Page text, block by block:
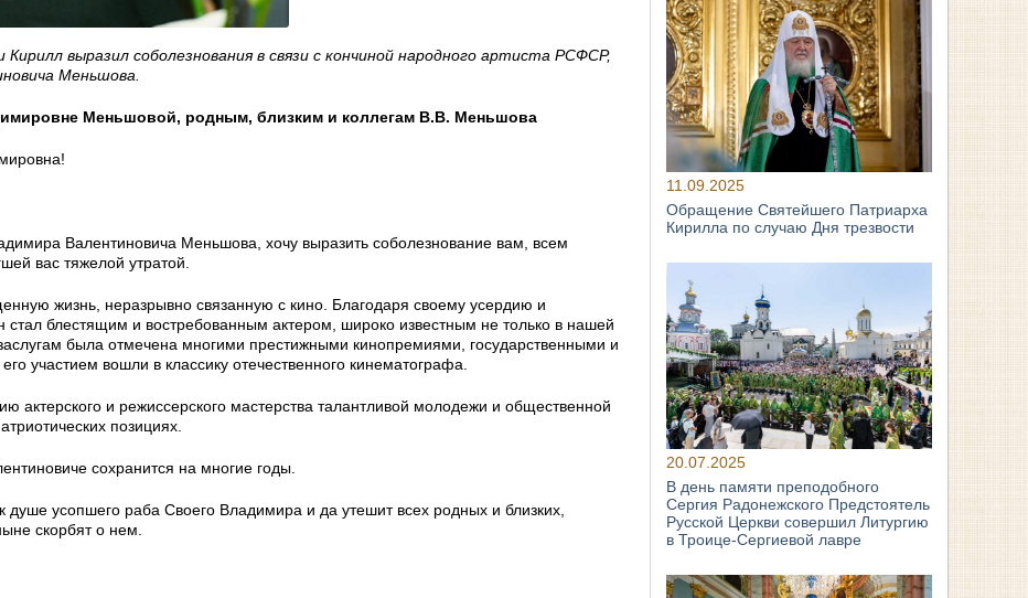
выразил соболезнования в связи с кончиной народного артиста РСФСР,
Меньшова.
Меньшовой, родным, близким и коллегам В.В. Меньшова
Валентиновича Меньшова, хочу выразить соболезнование вам, всем
вас тяжелой утратой.
жизнь, неразрывно связанную с кино. Благодаря своему усердию и
стал блестящим и востребованным актером, широко известным не только в нашей
была отмечена многими престижными кинопремиями, государственными и
участием вошли в классику отечественного кинематографа.
актерского и режиссерского мастерства талантливой молодежи и общественной
позициях.
сохранится на многие годы.
душе усопшего раба Своего Владимира и да утешит всех родных и близких,
скорбят о нем.
11.09.2025
Обращение Святейшего Патриарха
Кирилла по случаю Дня трезвости
20.07.2025
В день памяти преподобного
Сергия Радонежского Предстоятель
Русской Церкви совершил Литургию
в Троице-Сергиевой лавре